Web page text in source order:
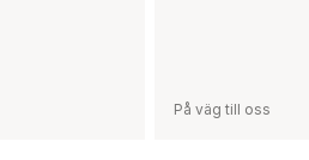
På väg till oss